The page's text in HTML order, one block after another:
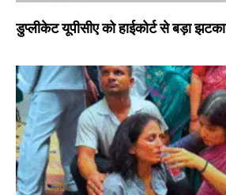
डुप्लीकेट यूपीसीए को हाईकोर्ट से बड़ा झटका